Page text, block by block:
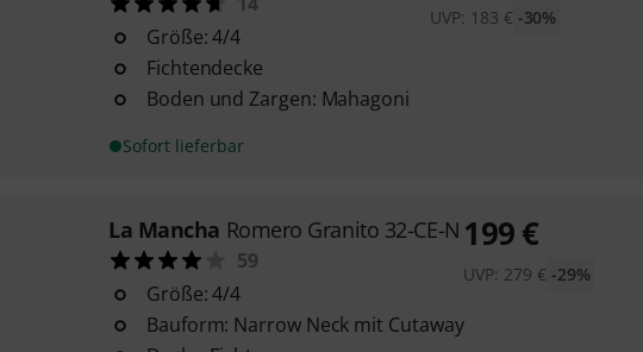
Größe: 4/4
Fichtendecke
Boden und Zargen: Mahagoni
Sofort lieferbar
UVP: 183 € -30%
La Mancha Romero Granito 32-CE-N
59
Größe: 4/4
Bauform: Narrow Neck mit Cutaway
199€
UVP: 279 € -29%